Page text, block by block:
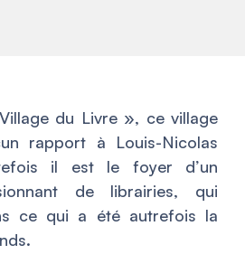
du Livre », ce village
rapport à Louis-Nicolas
il est le foyer d’un
de librairies, qui
ce qui a été autrefois la